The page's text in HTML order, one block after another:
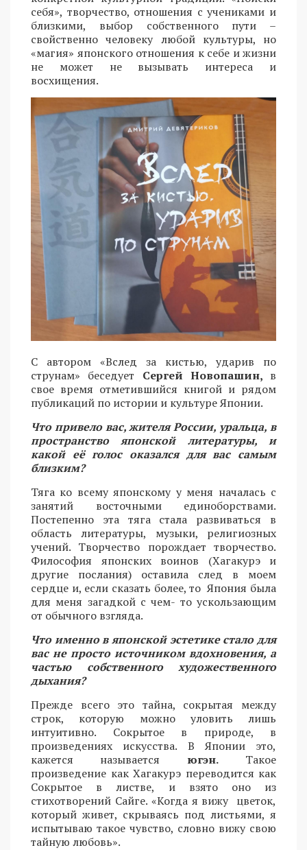
себя», творчество, отношения с учениками и
близкими, выбор собственного пути –
свойственно человеку любой культуры, но
«магия» японского отношения к себе и жизни
не может не вызывать интереса и
восхищения.
С автором «Вслед за кистью, ударив по
струнам» беседует Сергей Новопашин, в
свое время отметившийся книгой и рядом
публикаций по истории и культуре Японии.
Что привело вас, жителя России, уральца, в
пространство японской литературы, и
какой её голос оказался для вас самым
близким?
Тяга ко всему японскому у меня началась с
занятий восточными единоборствами.
Постепенно эта тяга стала развиваться в
область литературы, музыки, религиозных
учений. Творчество порождает творчество.
Философия японских воинов (Хагакурэ и
другие послания) оставила след в моем
сердце и, если сказать более, то Япония была
для меня загадкой с чем- то ускользающим
от обычного взгляда.
Что именно в японской эстетике стало для
вас не просто источником вдохновения, а
частью собственного художественного
дыхания?
Прежде всего это тайна, сокрытая между
строк, которую можно уловить лишь
интуитивно. Сокрытое в природе, в
произведениях искусства. В Японии это,
кажется называется югэн.Такое
произведение как Хагакурэ переводится как
Сокрытое в листве, и взято оно из
стихотворений Сайге. «Когда я вижу цветок,
который живет, скрываясь под листьями, я
испытываю такое чувство, словно вижу свою
тайную любовь».